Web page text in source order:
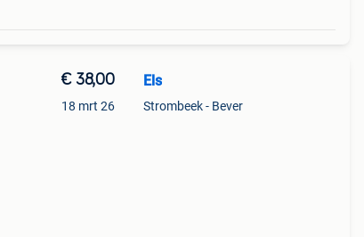
€ 38,00
18 mrt 26
Els
Strombeek - Bever